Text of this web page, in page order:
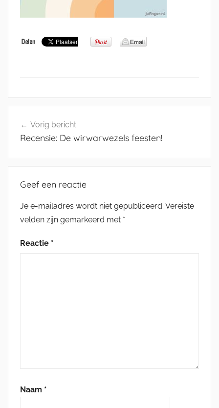
navigatie
Vorig bericht
Recensie: De wirwarwezels feesten!
Geef een reactie
Je e-mailadres wordt niet gepubliceerd. Vereiste
velden zijn gemarkeerd met *
Reactie *
Naam *